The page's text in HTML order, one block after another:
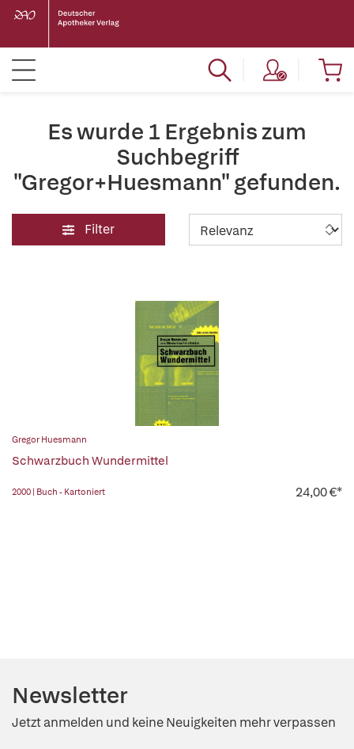
Es wurde 1 Ergebnis zum
Suchbegriff
"Gregor+Huesmann" gefunden.
Filter
Gregor Huesmann
Schwarzbuch Wundermittel
2000 | Buch - Kartoniert 24,00 €*
Newsletter
Jetzt anmelden und keine Neuigkeiten mehr verpassen